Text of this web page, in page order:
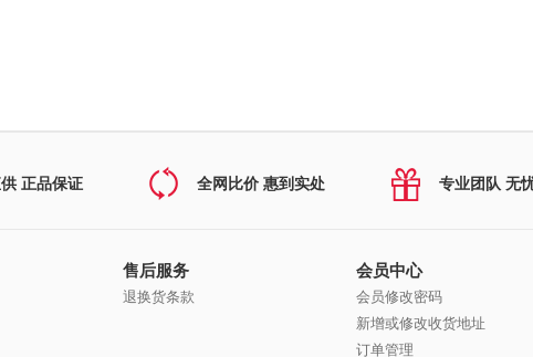
正品保证 全网比价 惠到实处 专业团队 无
售后服务
退换货条款
会员中心
会员修改密码
新增或修改收货地址
订单管理